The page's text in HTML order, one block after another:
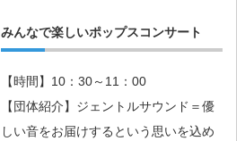
みんなで楽しいポップスコンサート
【時間】10：30～11：00
【団体紹介】ジェントルサウンド＝優
しい音をお届けするという思いを込め